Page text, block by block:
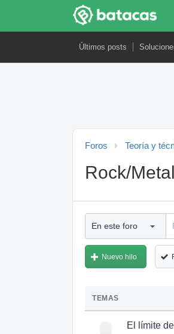
Últimos posts
Foros Teoría y
Rock/Metal
Nuevo hilo
TEMAS
El límite